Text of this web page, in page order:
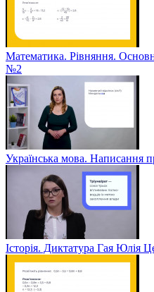
Математика. Рівняння.
№2
Українська мова. Написання
Історія. Диктатура Гая Юлія